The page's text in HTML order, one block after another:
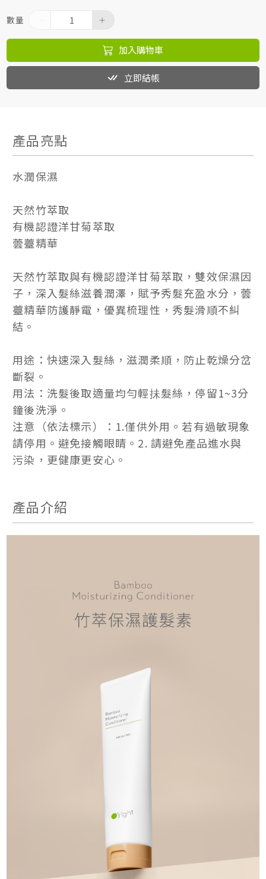
數量
加入購物車
立即結帳
產品亮點
水潤保濕
天然竹萃取
有機認證洋甘菊萃取
蕓薹精華
天然竹萃取與有機認證洋甘菊萃取，雙效保濕因
子，深入髮絲滋養潤澤，賦予秀髮充盈水分，蕓
薹精華防護靜電，優異梳理性，秀髮滑順不糾
結。
用途：快速深入髮絲，滋潤柔順，防止乾燥分岔
斷裂。
用法：洗髮後取適量均勻輕抺髮絲，停留1~3分
鐘後洗淨。
注意（依法標示）：1.僅供外用。若有過敏現象
請停用。避免接觸眼睛。2. 請避免產品進水與
污染，更健康更安心。
產品介紹